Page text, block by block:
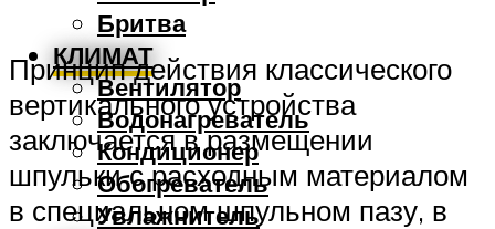
Бритва
КЛИМАТ
Вентилятор
Водонагреватель
Кондиционер
Обогреватель
Увлажнитель
Принцип действия классического
вертикального устройства
заключается в размещении
шпульки с расходным материалом
в специальном шпульном пазу, в